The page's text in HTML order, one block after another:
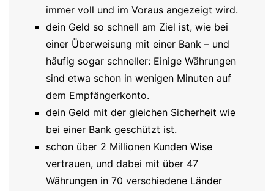
immer voll und im Voraus angezeigt wird.
dein Geld so schnell am Ziel ist, wie bei
einer Überweisung mit einer Bank – und
häufig sogar schneller: Einige Währungen
sind etwa schon in wenigen Minuten auf
dem Empfängerkonto.
dein Geld mit der gleichen Sicherheit wie
bei einer Bank geschützt ist.
schon über 2 Millionen Kunden Wise
vertrauen, und dabei mit über 47
Währungen in 70 verschiedene Länder